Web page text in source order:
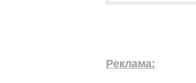
Реклама: